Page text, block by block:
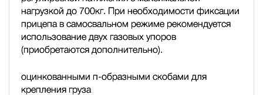
нагрузкой до 700кг. При необходимости фиксации
прицепа в самосвальном режиме рекомендуется
использование двух газовых упоров
(приобретаются дополнительно).
оцинкованными п-образными скобами для
крепления груза